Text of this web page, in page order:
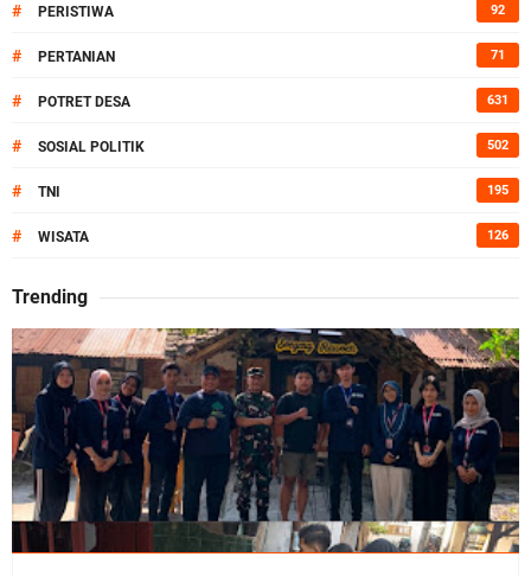
# PERISTIWA 92
# PERTANIAN 71
# POTRET DESA 631
# SOSIAL POLITIK 502
# TNI 195
# WISATA 126
Trending